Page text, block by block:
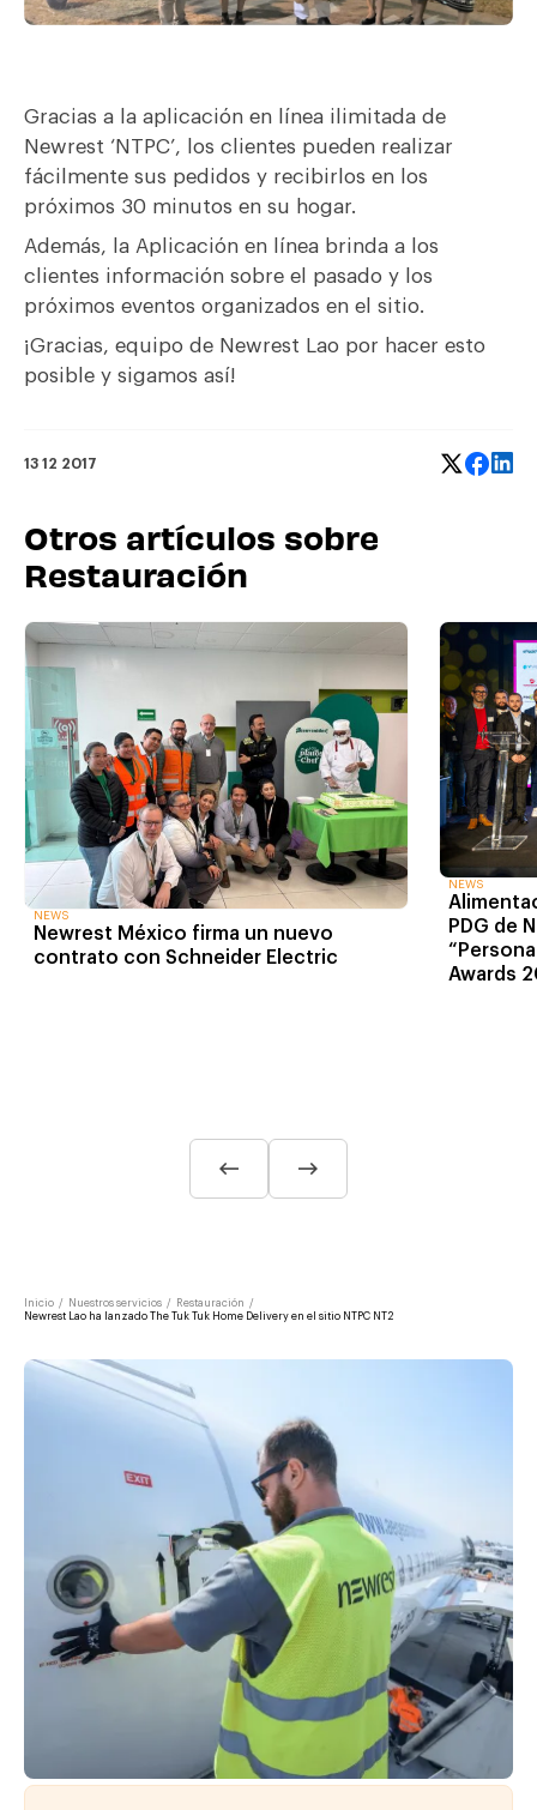
Gracias a la aplicación en línea ilimitada de
Newrest ‘NTPC’, los clientes pueden realizar
fácilmente sus pedidos y recibirlos en los
próximos 30 minutos en su hogar.
Además, la Aplicación en línea brinda a los
clientes información sobre el pasado y los
próximos eventos organizados en el sitio.
¡Gracias, equipo de Newrest Lao por hacer esto
posible y sigamos así!
13 12 2017
Otros artículos sobre
Restauración
NEWS
Newrest México firma un nuevo
contrato con Schneider Electric
NEWS
PDG de
Awards
Inicio / Nuestros servicios / Restauración /
Newrest Lao ha lanzado The Tuk Tuk Home Delivery en el sitio NTPC NT2